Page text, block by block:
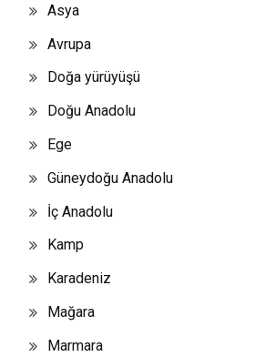
Asya
Avrupa
Doğa yürüyüşü
Doğu Anadolu
Ege
Güneydoğu Anadolu
İç Anadolu
Kamp
Karadeniz
Mağara
Marmara